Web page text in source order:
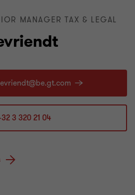
MANAGER TAX & LEGAL
3 320 21 04